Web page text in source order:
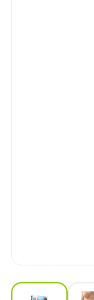
View